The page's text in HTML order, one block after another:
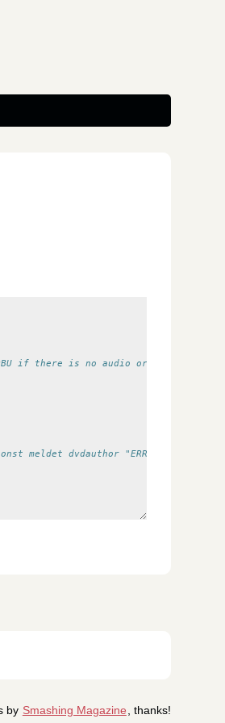
if there is no audio or video and
meldet dvdauthor "ERR:
by Smashing Magazine, thanks!